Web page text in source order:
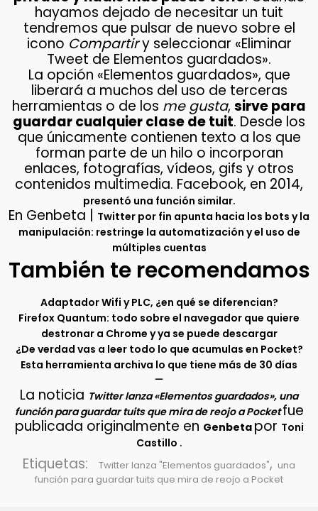
hayamos dejado de necesitar un tuit
tendremos que pulsar de nuevo sobre el
icono Compartiry seleccionar «Eliminar
Tweet de Elementos guardados».
La opción «Elementos guardados», que
liberará a muchos del uso de terceras
herramientas o de los me gusta, sirve para
guardar cualquier clase de tuit. Desde los
que únicamente contienen texto a los que
forman parte de un hilo o incorporan
enlaces, fotografías, vídeos, gifs y otros
contenidos multimedia. Facebook, en 2014,
presentó una función similar.
En Genbeta |
Twitter por fin apunta hacia los bots y la
manipulación: restringe la automatización y el uso de
múltiples cuentas
También te recomendamos
Adaptador Wifi y PLC, ¿en qué se diferencian?
Firefox Quantum: todo sobre el navegador que quiere
destronar a Chrome y ya se puede descargar
¿De verdad vas a leer todo lo que acumulas en Pocket?
Esta herramienta archiva lo que tiene más de 30 días
–
La noticia Twitter lanza «Elementos guardados», una
función para guardar tuits que mira de reojo a Pocketfue
publicada originalmente en Genbeta por Toni
Castillo .
Etiquetas:
Twitter lanza "Elementos guardados", una
función para guardar tuits que mira de reojo a Pocket